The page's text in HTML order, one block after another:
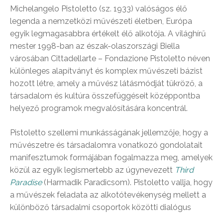
Michelangelo Pistoletto (sz. 1933) valóságos élő
legenda a nemzetközi művészeti életben, Európa
egyik legmagasabbra értékelt élő alkotója. A világhírű
mester 1998-ban az észak-olaszországi Biella
városában Cittadellarte – Fondazione Pistoletto néven
különleges alapítványt és komplex művészeti bázist
hozott létre, amely a művész látásmódját tükröző, a
társadalom és kultúra összefüggéseit középpontba
helyező programok megvalósítására koncentrál.
Pistoletto szellemi munkásságának jellemzője, hogy a
művészetre és társadalomra vonatkozó gondolatait
manifesztumok formájában fogalmazza meg, amelyek
közül az egyik legismertebb az úgynevezett Third
Paradise(Harmadik Paradicsom). Pistoletto vallja, hogy
a művészek feladata az alkotótevékenység mellett a
különböző társadalmi csoportok közötti dialógus